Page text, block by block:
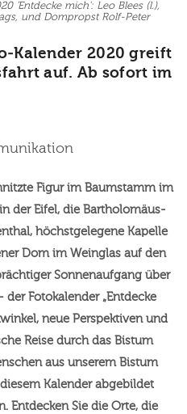
'Entdecke mich': Leo Blees (l.),
und Dompropst Rolf-Peter
Kalender 2020 greift
auf. Ab sofort im
Figur im Baumstamm im
der Eifel, die Bartholomäus-
höchstgelegene Kapelle
Dom im Weinglas auf den
Sonnenaufgang über
Fotokalender „Entdecke
neue Perspektiven und
Reise durch das Bistum
aus unserem Bistum
Kalender abgebildet
Entdecken Sie die Orte, die